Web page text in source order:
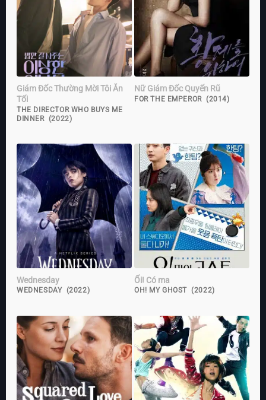
Giám Đốc Thường Mời Tôi Ăn
Tối
THE DIRECTOR WHO BUYS ME
DINNER (2022)
Nữ Giám Đốc Quyến Rũ
FOR THE EMPEROR (2014)
Wednesday
WEDNESDAY (2022)
Ối! Có ma
OH! MY GHOST (2022)